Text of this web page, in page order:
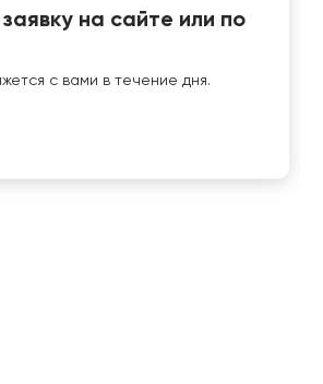
на сайте или по
с вами в течение дня.